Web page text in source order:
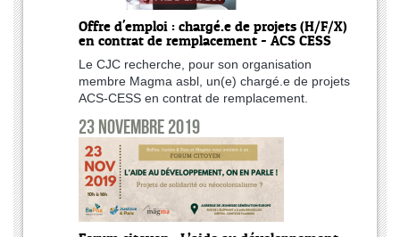
Offre d'emploi : chargé.e de projets (H/F/X)
en contrat de remplacement - ACS CESS
Le CJC recherche, pour son organisation
membre Magma asbl, un(e) chargé.e de projets
ACS-CESS en contrat de remplacement.
23 novembre 2019